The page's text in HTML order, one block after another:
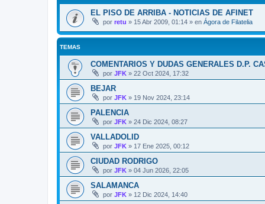
EL PISO DE ARRIBA - NOTICIAS DE AFINET
por retu » 15 Abr 2009, 01:14 » en Ágora de Filatelia
TEMAS
COMENTARIOS Y DUDAS GENERALES D.P.
por JFK » 22 Oct 2024, 17:32
BEJAR
por JFK » 19 Nov 2024, 23:14
PALENCIA
por JFK » 24 Dic 2024, 08:27
VALLADOLID
por JFK » 17 Ene 2025, 00:12
CIUDAD RODRIGO
por JFK » 04 Jun 2026, 22:05
SALAMANCA
por JFK » 12 Dic 2024, 14:40